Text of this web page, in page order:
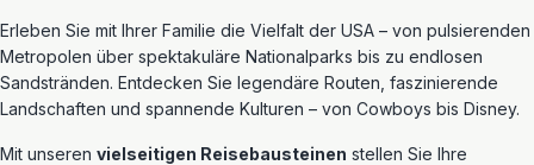
Erleben Sie mit Ihrer Familie die Vielfalt der USA – von pulsierenden
Metropolen über spektakuläre Nationalparks bis zu endlosen
Sandstränden. Entdecken Sie legendäre Routen, faszinierende
Landschaften und spannende Kulturen – von Cowboys bis Disney.
Mit unseren vielseitigen Reisebausteinen stellen Sie Ihre